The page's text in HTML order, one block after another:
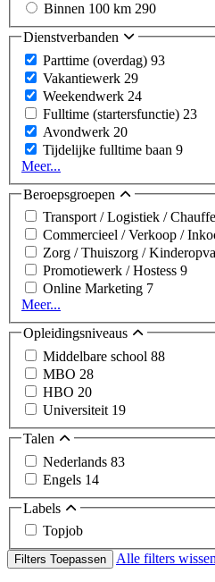
Binnen 100 km 290
Dienstverbanden
Parttime (overdag) 93
Vakantiewerk 29
Weekendwerk 24
Fulltime (startersfunctie) 23
Avondwerk 20
Tijdelijke fulltime baan 9
Meer...
Beroepsgroepen
Transport / Logistiek /
Commercieel / Verkoop /
Zorg / Thuiszorg /
Promotiewerk / Hostess 9
Online Marketing 7
Meer...
Opleidingsniveaus
Middelbare school 88
MBO 28
HBO 20
Universiteit 19
Talen
Nederlands 83
Engels 14
Labels
Topjob
Filters Toepassen Alle filters wissen